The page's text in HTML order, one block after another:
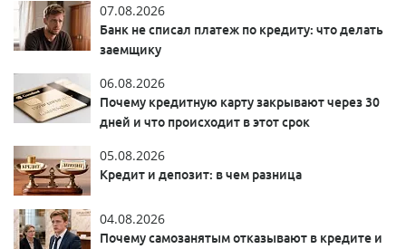
07.08.2026
Банк не списал платеж по кредиту: что делать
заемщику
06.08.2026
Почему кредитную карту закрывают через 30
дней и что происходит в этот срок
05.08.2026
Кредит и депозит: в чем разница
04.08.2026
Почему самозанятым отказывают в кредите и